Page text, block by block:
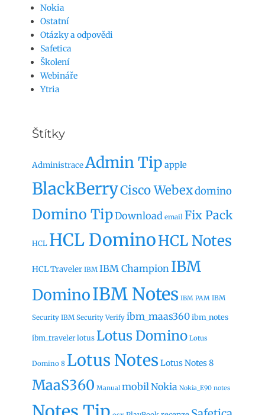
Nokia
Ostatní
Otázky a odpovědi
Safetica
Školení
Webináře
Ytria
Štítky
AdministraceAdmin Tip apple
BlackBerryCisco Webexdomino
Domino TipDownload email Fix Pack
HCL HCL DominoHCL Notes
HCL Traveler IBM IBM Champion IBM
DominoIBM Notes IBM PAM IBM
Security IBM Security Verify ibm_maas360ibm_notes
ibm_traveler lotus Lotus Domino Lotus
Domino 8 Lotus Notes Lotus Notes 8
MaaS360 Manual mobilNokia Nokia_E90 notes